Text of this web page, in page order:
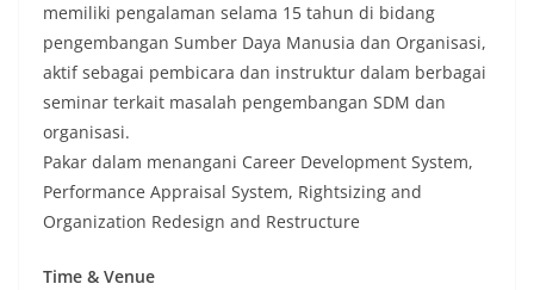
memiliki pengalaman selama 15 tahun di bidang
pengembangan Sumber Daya Manusia dan Organisasi,
aktif sebagai pembicara dan instruktur dalam berbagai
seminar terkait masalah pengembangan SDM dan
organisasi.
Pakar dalam menangani Career Development System,
Performance Appraisal System, Rightsizing and
Organization Redesign and Restructure
Time & Venue